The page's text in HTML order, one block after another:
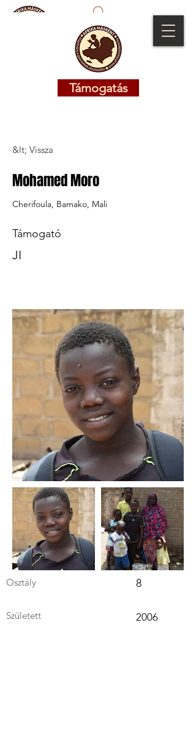
Támogatás
Támogatás
&lt; Vissza
Mohamed Moro
Cherifoula, Bamako, Mali
Támogató
JI
Osztály 8
Született 2006